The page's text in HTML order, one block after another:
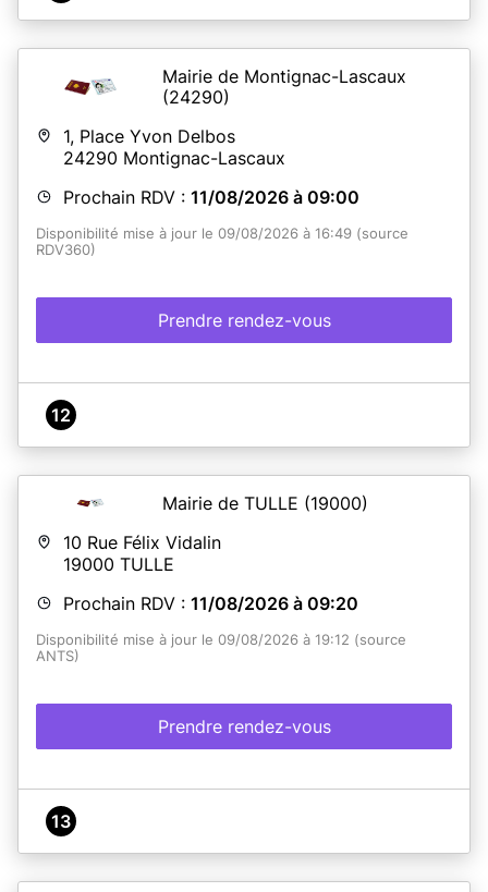
Mairie de Montignac-Lascaux
(24290)
1, Place Yvon Delbos
24290 Montignac-Lascaux
Prochain RDV : 11/08/2026 à 09:00
Disponibilité mise à jour le 09/08/2026 à 16:49 (source
RDV360)
Prendre rendez-vous
12
Mairie de TULLE (19000)
10 Rue Félix Vidalin
19000 TULLE
Prochain RDV : 11/08/2026 à 09:20
Disponibilité mise à jour le 09/08/2026 à 19:12 (source
ANTS)
Prendre rendez-vous
13